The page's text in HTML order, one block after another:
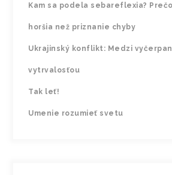
Kam sa podela sebareflexia?
horšia než priznanie chyby
Ukrajinský konflikt: Medzi
vytrvalosťou
Tak leť!
Umenie rozumieť svetu